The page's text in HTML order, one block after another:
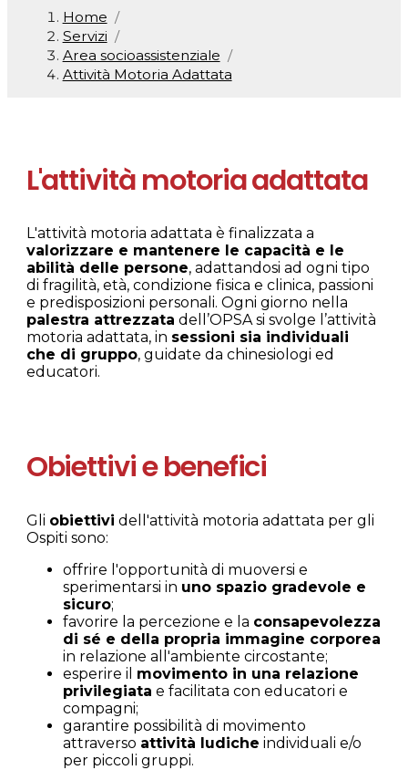
Home /
Servizi /
Area socioassistenziale /
Attività Motoria Adattata
L'attività motoria adattata
L'attività motoria adattata è finalizzata a
valorizzare e mantenere le capacità e le
abilità delle persone, adattandosi ad ogni tipo
di fragilità, età, condizione fisica e clinica, passioni
e predisposizioni personali. Ogni giorno nella
palestra attrezzata dell’OPSA si svolge l’attività
motoria adattata, in sessioni sia individuali
che di gruppo, guidate da chinesiologi ed
educatori.
Obiettivi e benefici
Gli obiettivi dell'attività motoria adattata per gli
Ospiti sono:
offrire l'opportunità di muoversi e
sperimentarsi in uno spazio gradevole e
sicuro;
favorire la percezione e la consapevolezza
di sé e della propria immagine corporea
in relazione all'ambiente circostante;
esperire il movimento in una relazione
privilegiata e facilitata con educatori e
compagni;
garantire possibilità di movimento
attraverso attività ludiche individuali e/o
per piccoli gruppi.